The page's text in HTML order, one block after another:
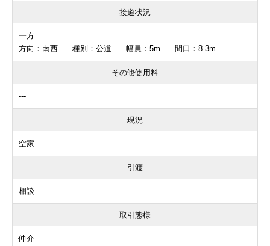
接道状況
一方
方向：南西 種別：公道 幅員：5m 間口：8.3m
その他使用料
---
現況
空家
引渡
相談
取引態様
仲介